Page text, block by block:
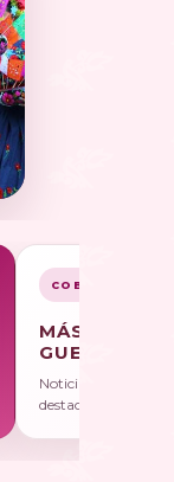
COBERTURA
MÁS SOBRE
Noticias, galerías y
destacadas.